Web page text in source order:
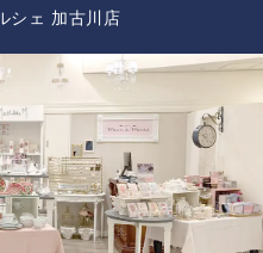
シェ 加古川店